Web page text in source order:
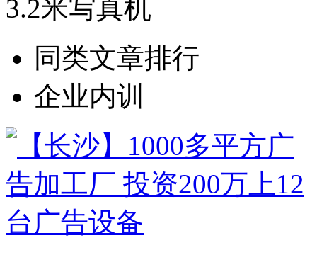
3.2米写真机
同类文章排行
企业内训